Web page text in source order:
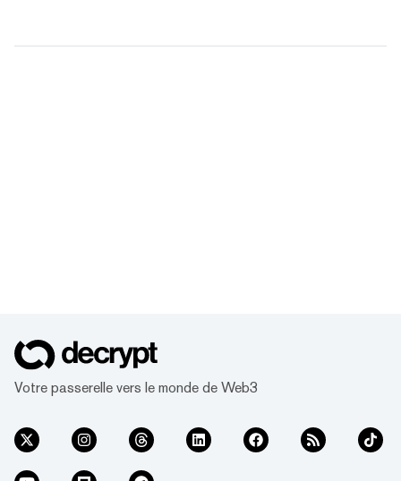
Votre passerelle vers le monde de Web3